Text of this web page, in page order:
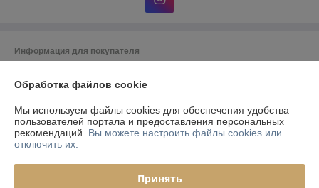
Информация для покупателя
Республика Беларусь, 220073, г. Минск, ул. Ольшевского, 10, каб.322
Регистрационный номер ЕГР: 192024846
УНП: 192024846
Дата регистрации компании: 07.08.2013
Обработка файлов cookie
Мы используем файлы cookies для обеспечения удобства
пользователей портала и предоставления персональных
рекомендаций. Вы можете настроить файлы cookies или
отключить их.
Принять